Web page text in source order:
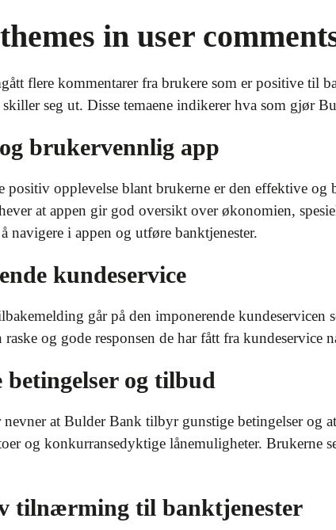
in user
flere kommentarer fra brukere som er positive til
skiller seg ut. Disse temaene indikerer hva som gjør
brukervennlig app
positiv opplevelse blant brukerne er den effektive
at appen gir god oversikt over økonomien,
navigere i appen og utføre banktjenester.
kundeservice
går på den imponerende
raske og gode responsen de har fått fra
betingelser og tilbud
nevner at Bulder Bank tilbyr gunstige betingelser og
og konkurransedyktige lånemuligheter. Brukerne
tilnærming til banktjenester